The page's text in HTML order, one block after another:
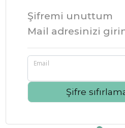
Şifremi unuttum
Mail adresinizi
Email
Şifre